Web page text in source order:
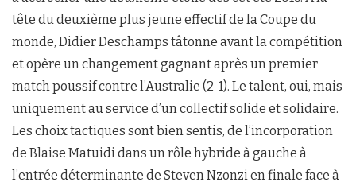
tête du deuxième plus jeune effectif de la Coupe du
monde, Didier Deschamps tâtonne avant la compétition
et opère un changement gagnant après un premier
match poussif contre l’Australie (2-1). Le talent, oui, mais
uniquement au service d’un collectif solide et solidaire.
Les choix tactiques sont bien sentis, de l’incorporation
de Blaise Matuidi dans un rôle hybride à gauche à
l’entrée déterminante de Steven Nzonzi en finale face à